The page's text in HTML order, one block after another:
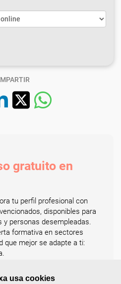
usa cookies
gratuito en
tu perfil profesional con
disponibles para
y personas desempleadas.
formativa en sectores
que mejor se adapte a ti:
idiomas, recursos